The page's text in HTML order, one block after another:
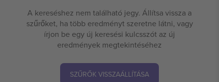
A kereséshez nem található jegy. Állítsa vissza a
szűrőket, ha több eredményt szeretne látni, vagy
írjon be egy új keresési kulcsszót az új
eredmények megtekintéséhez
SZŰRŐK VISSZAÁLLÍTÁSA